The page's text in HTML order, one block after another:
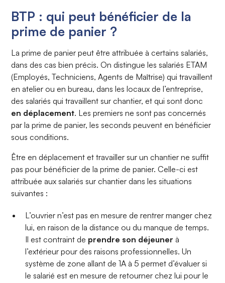
BTP : qui peut bénéficier de la
prime de panier ?
La prime de panier peut être attribuée à certains salariés,
dans des cas bien précis. On distingue les salariés ETAM
(Employés, Techniciens, Agents de Maîtrise) qui travaillent
en atelier ou en bureau, dans les locaux de l’entreprise,
des salariés qui travaillent sur chantier, et qui sont donc
en déplacement. Les premiers ne sont pas concernés
par la prime de panier, les seconds peuvent en bénéficier
sous conditions.
Être en déplacement et travailler sur un chantier ne suffit
pas pour bénéficier de la prime de panier. Celle-ci est
attribuée aux salariés sur chantier dans les situations
suivantes :
L’ouvrier n’est pas en mesure de rentrer manger chez
lui, en raison de la distance ou du manque de temps.
Il est contraint de prendre son déjeuner à
l’extérieur pour des raisons professionnelles. Un
système de zone allant de 1A à 5 permet d’évaluer si
le salarié est en mesure de retourner chez lui pour le